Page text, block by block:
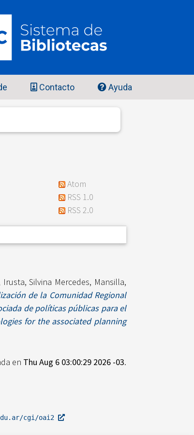
Contacto Ayuda
Atom
RSS 1.0
RSS 2.0
Irusta, Silvina Mercedes, Mansilla,
de la Comunidad Regional
de políticas públicas para el
for the associated planning
en Thu Aug 6 03:00:29 2026 -03.
cgi/oai2